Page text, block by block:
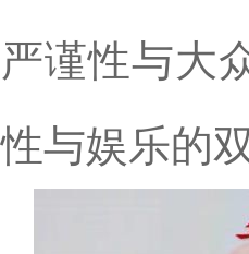
严谨性与大
性与娱乐的